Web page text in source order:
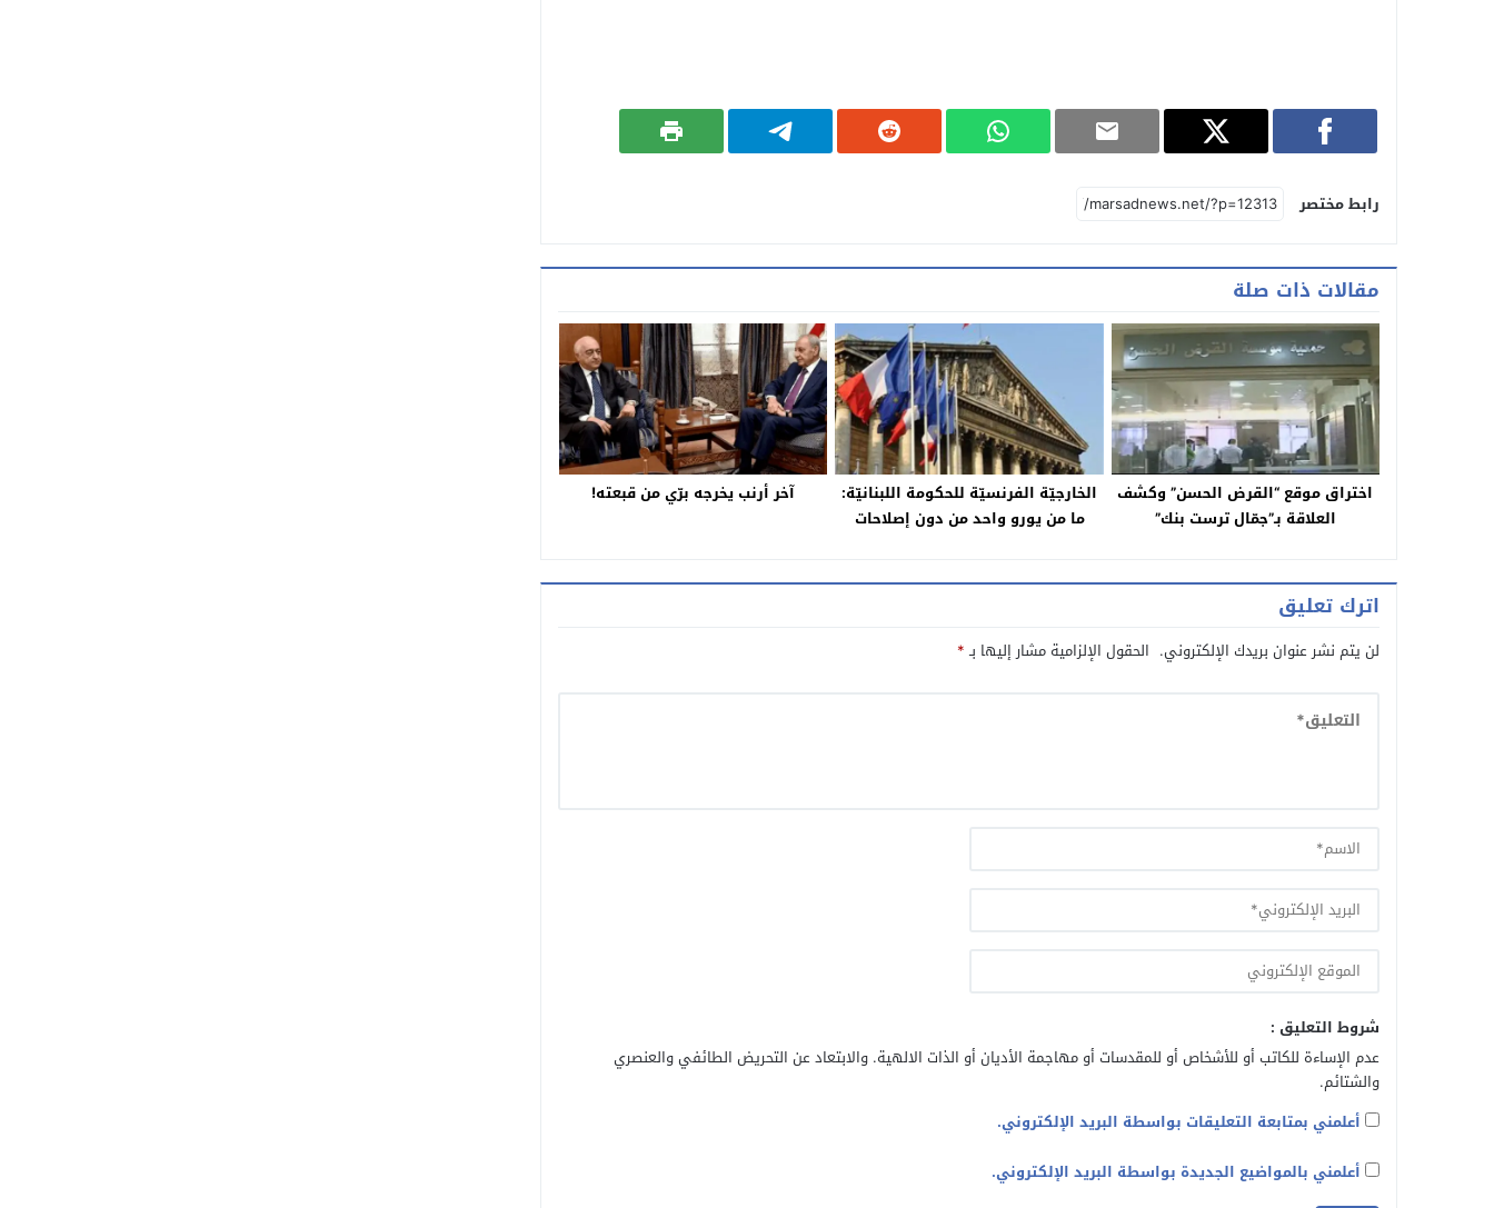
رابط مختصر
مقالات ذات صلة
اختراق موقع “القرض الحسن” وكشف
العلاقة بـ”جمّال ترست بنك”
الخارجيّة الفرنسيّة للحكومة اللبنانيّة:
ما من يورو واحد من دون إصلاحات
آخر أرنب يخرجه برّي من قبعته!
اترك تعليق
لن يتم نشر عنوان بريدك الإلكتروني. الحقول الإلزامية مشار إليها بـ*
شروط التعليق :
عدم الإساءة للكاتب أو للأشخاص أو للمقدسات أو مهاجمة الأديان أو الذات الالهية. والابتعاد عن التحريض الطائفي والعنصري
والشتائم.
أعلمني بمتابعة التعليقات بواسطة البريد الإلكتروني.
أعلمني بالمواضيع الجديدة بواسطة البريد الإلكتروني.